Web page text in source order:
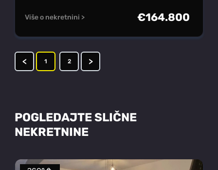
Više o nekretnini > €164.800
< 1 2 >
POGLEDAJTE SLIČNE
NEKRETNINE